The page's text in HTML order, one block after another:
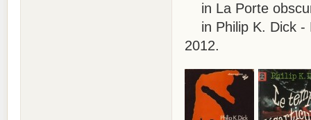
in La Porte
in Philip K. Dick -
2012.